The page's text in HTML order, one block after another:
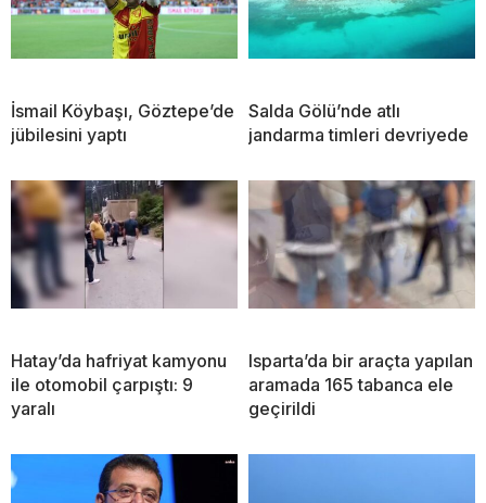
İsmail Köybaşı, Göztepe’de
jübilesini yaptı
Salda Gölü’nde atlı
jandarma timleri devriyede
Hatay’da hafriyat kamyonu
ile otomobil çarpıştı: 9
yaralı
Isparta’da bir araçta yapılan
aramada 165 tabanca ele
geçirildi